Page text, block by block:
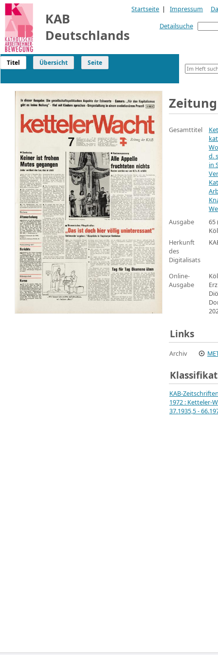
KAB
Deutschlands
Startseite | Impressum
Detailsuche
Titel Übersicht Seite
Zeitung
Gesamttitel
d.
in
Ausgabe
65
Herkunft
des
Digitalisats
Online-
Ausgabe
Links
Archiv
KAB-
1972 : Ketteler-
37.1935,5 -